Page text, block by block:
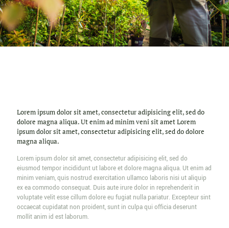
Lorem ipsum dolor sit amet, consectetur adipisicing elit, sed do
dolore magna aliqua. Ut enim ad minim veni sit amet Lorem
ipsum dolor sit amet, consectetur adipisicing elit, sed do dolore
magna aliqua.
Lorem ipsum dolor sit amet, consectetur adipisicing elit, sed do
eiusmod tempor incididunt ut labore et dolore magna aliqua. Ut enim ad
minim veniam, quis nostrud exercitation ullamco laboris nisi ut aliquip
ex ea commodo consequat. Duis aute irure dolor in reprehenderit in
voluptate velit esse cillum dolore eu fugiat nulla pariatur. Excepteur sint
occaecat cupidatat non proident, sunt in culpa qui officia deserunt
mollit anim id est laborum.